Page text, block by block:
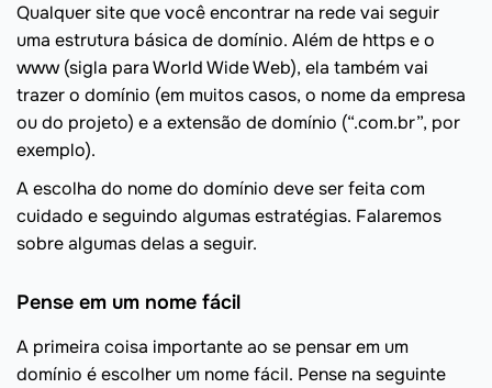
Qualquer site que você encontrar na rede vai seguir
uma estrutura básica de domínio. Além de https e o
www (sigla para World Wide Web), ela também vai
trazer o domínio (em muitos casos, o nome da empresa
ou do projeto) e a extensão de domínio (“.com.br”, por
exemplo).
A escolha do nome do domínio deve ser feita com
cuidado e seguindo algumas estratégias. Falaremos
sobre algumas delas a seguir.
Pense em um nome fácil
A primeira coisa importante ao se pensar em um
domínio é escolher um nome fácil. Pense na seguinte